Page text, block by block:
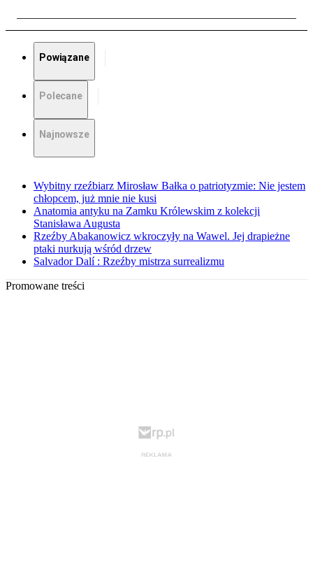
Powiązane
Polecane
Najnowsze
Wybitny rzeźbiarz Mirosław Bałka o patriotyzmie: Nie jestem
chłopcem, już mnie nie kusi
Anatomia antyku na Zamku Królewskim z kolekcji
Stanisława Augusta
Rzeźby Abakanowicz wkroczyły na Wawel. Jej drapieżne
ptaki nurkują wśród drzew
Salvador Dalí : Rzeźby mistrza surrealizmu
Promowane treści